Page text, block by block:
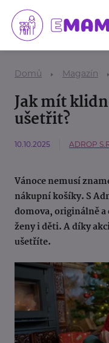
Domů Magazín
Jak mít
ušetřit?
10.10.2025 ADROP
Vánoce nemusí
nákupní košíky. S
domova, originálně
ženy i děti. A díky
ušetříte.